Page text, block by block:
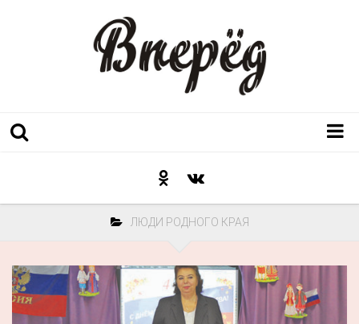
Послесловие к празднику
Неожиданный ракурс
Контакты
ЛЮДИ РОДНОГО КРАЯ